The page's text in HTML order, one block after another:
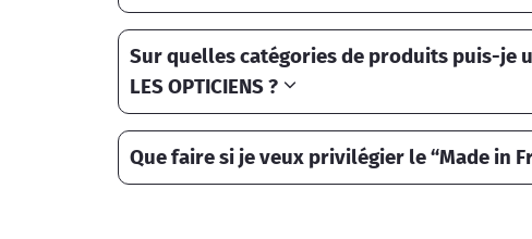
Sur quelles catégories de produits puis-je
LES OPTICIENS ?
Que faire si je veux privilégier le “Made in